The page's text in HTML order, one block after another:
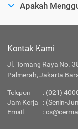
Apakah
Kontak Kami
Jl. Tomang Raya No.
Palmerah, Jakarta
Telepon : (021)
Jam Kerja
: (Senin-
Email
: